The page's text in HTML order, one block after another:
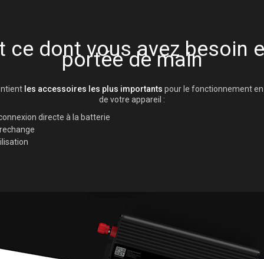
ce dont vous avez besoin
portée de main
les accessoires les plus importants pour le fonctionnement
de votre appareil :
directe à la batterie